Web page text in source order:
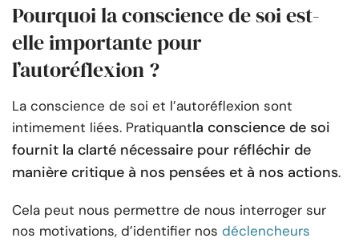
Pourquoi la conscience de soi est-
elle importante pour
l’autoréflexion ?
La conscience de soi et l’autoréflexion sont
intimement liées. Pratiquantla conscience de soi
fournit la clarté nécessaire pour réfléchir de
manière critique à nos pensées et à nos actions.
Cela peut nous permettre de nous interroger sur
nos motivations, d’identifier nos déclencheurs